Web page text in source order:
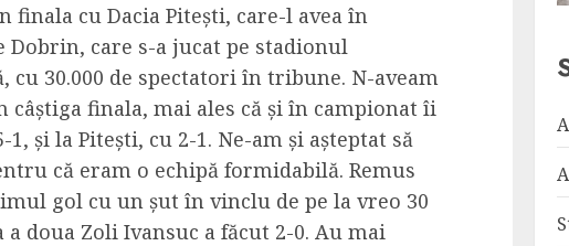
finala cu Dacia Pitești, care-l avea în
Dobrin, care s-a jucat pe stadionul
30.000 de spectatori în tribune. N-aveam
câștiga finala, mai ales că și în campionat îi
și la Pitești, cu 2-1. Ne-am și așteptat să
că eram o echipă formidabilă. Remus
gol cu un șut în vinclu de pe la vreo 30
doua Zoli Ivansuc a făcut 2-0. Au mai